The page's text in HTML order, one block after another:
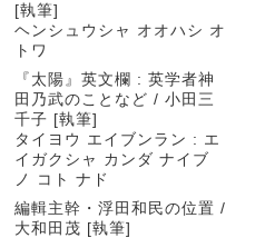
[執筆]
ヘンシュウシャ オオハシ オ
トワ
『太陽』英文欄 : 英学者神
田乃武のことなど / 小田三
千子 [執筆]
タイヨウ エイブンラン : エ
イガクシャ カンダ ナイブ
ノ コト ナド
編輯主幹・浮田和民の位置 /
大和田茂 [執筆]